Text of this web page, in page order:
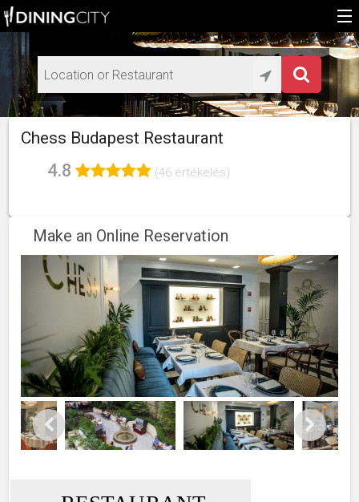
Home
Add restaurant
HU
Chess Budapest Restaurant
4.8 (46 értékelés)
Make an Online Reservation